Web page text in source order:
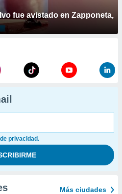
fue avistado en Zapponeta,
privacidad.
Más ciudades